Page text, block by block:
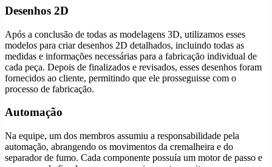
Desenhos 2D
Após a conclusão de todas as modelagens 3D, utilizamos esses
modelos para criar desenhos 2D detalhados, incluindo todas as
medidas e informações necessárias para a fabricação individual de
cada peça. Depois de finalizados e revisados, esses desenhos foram
fornecidos ao cliente, permitindo que ele prosseguisse com o
processo de fabricação.
Automação
Na equipe, um dos membros assumiu a responsabilidade pela
automação, abrangendo os movimentos da cremalheira e do
separador de fumo. Cada componente possuía um motor de passo e